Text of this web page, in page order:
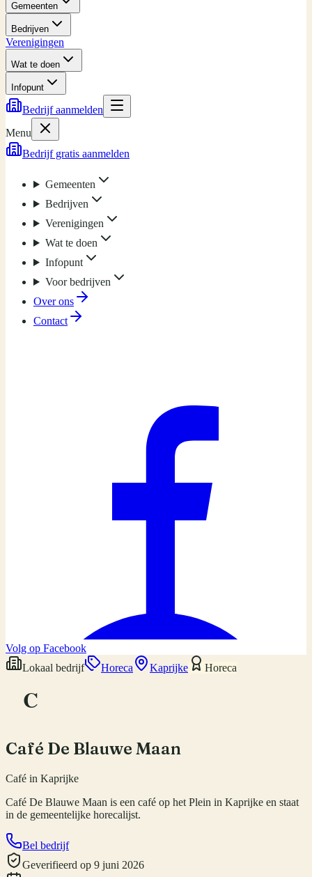
Gemeenten
Bedrijven
Verenigingen
Wat te doen
Infopunt
Bedrijf aanmelden
Menu
Bedrijf gratis aanmelden
Gemeenten
Bedrijven
Verenigingen
Wat te doen
Infopunt
Voor bedrijven
Over ons
Contact
Volg op Facebook
Lokaal bedrijf
Horeca Kaprijke Horeca
C
Café De Blauwe Maan
Café in Kaprijke
Café De Blauwe Maan is een café op het Plein in Kaprijke en staat
in de gemeentelijke horecalijst.
Bel bedrijf
Geverifieerd op 9 juni 2026